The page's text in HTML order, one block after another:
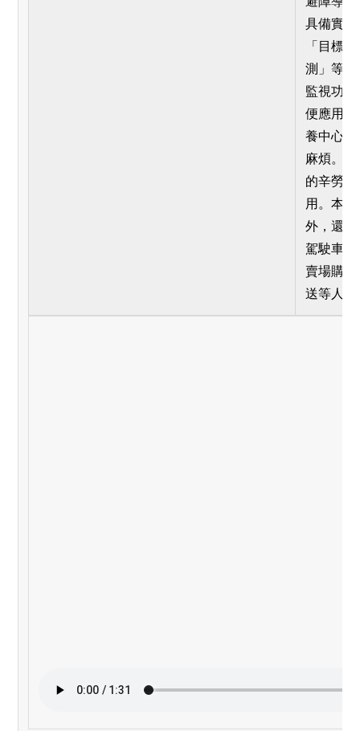
具備實
「目標
測」等
監視功
便應用
養中心
麻煩。
的辛勞
用。本
外，還
駕駛車
賣場購
送等人